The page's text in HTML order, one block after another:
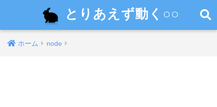
とりあえず動く○○
ホーム node